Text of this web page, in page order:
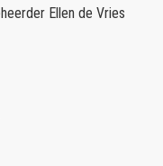
Ellen de Vries